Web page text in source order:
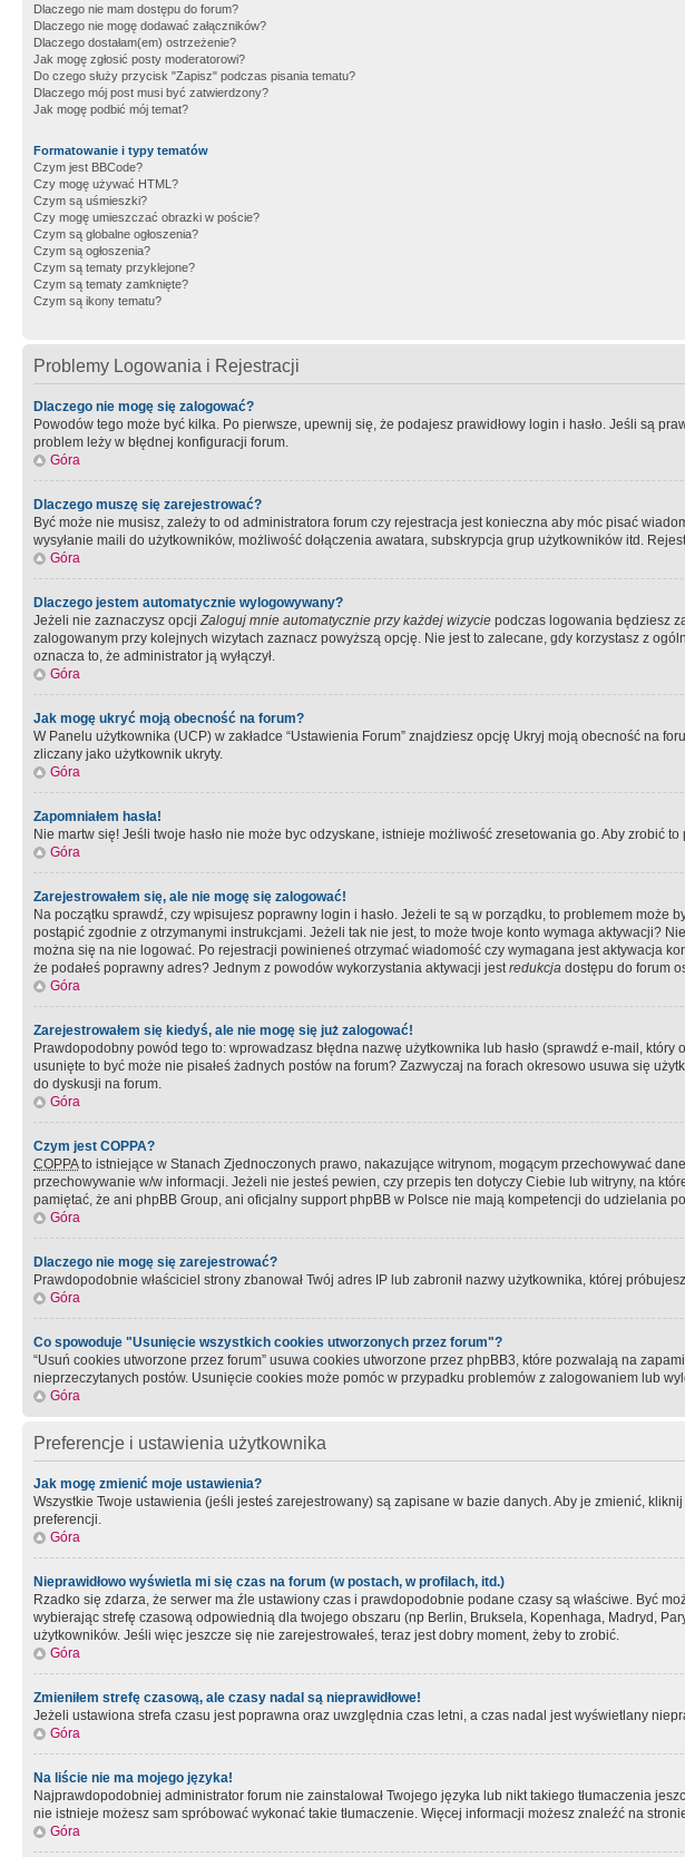
Dlaczego nie mam dostępu do forum?
Dlaczego nie mogę dodawać załączników?
Dlaczego dostałam(em) ostrzeżenie?
Jak mogę zgłosić posty moderatorowi?
Do czego służy przycisk "Zapisz" podczas pisania tematu?
Dlaczego mój post musi być zatwierdzony?
Jak mogę podbić mój temat?
Formatowanie i typy tematów
Czym jest BBCode?
Czy mogę używać HTML?
Czym są uśmieszki?
Czy mogę umieszczać obrazki w poście?
Czym są globalne ogłoszenia?
Czym są ogłoszenia?
Czym są tematy przyklejone?
Czym są tematy zamknięte?
Czym są ikony tematu?
Problemy Logowania i Rejestracji
Dlaczego nie mogę się zalogować?
Powodów tego może być kilka. Po pierwsze, upewnij się, że podajesz prawidłowy login i hasło. Jeśli są
problem leży w błędnej konfiguracji forum.
Góra
Dlaczego muszę się zarejestrować?
Być może nie musisz, zależy to od administratora forum czy rejestracja jest konieczna aby móc pisać
wysyłanie maili do użytkowników, możliwość dołączenia awatara, subskrypcja grup użytkowników itd.
Góra
Dlaczego jestem automatycznie wylogowywany?
Jeżeli nie zaznaczysz opcjiZaloguj mnie automatycznie przy każdej wizycie podczas logowania będziesz
zalogowanym przy kolejnych wizytach zaznacz powyższą opcję. Nie jest to zalecane, gdy korzystasz z
oznacza to, że administrator ją wyłączył.
Góra
Jak mogę ukryć moją obecność na forum?
W Panelu użytkownika (UCP) w zakładce “Ustawienia Forum” znajdziesz opcję Ukryj moją obecność na
zliczany jako użytkownik ukryty.
Góra
Zapomniałem hasła!
Nie martw się! Jeśli twoje hasło nie może byc odzyskane, istnieje możliwość zresetowania go. Aby zrobić
Góra
Zarejestrowałem się, ale nie mogę się zalogować!
Na początku sprawdź, czy wpisujesz poprawny login i hasło. Jeżeli te są w porządku, to problemem może
postąpić zgodnie z otrzymanymi instrukcjami. Jeżeli tak nie jest, to może twoje konto wymaga aktywacji?
można się na nie logować. Po rejestracji powinieneś otrzymać wiadomość czy wymagana jest aktywacja
że podałeś poprawny adres? Jednym z powodów wykorzystania aktywacji jestredukcja dostępu do forum
Góra
Zarejestrowałem się kiedyś, ale nie mogę się już zalogować!
Prawdopodobny powód tego to: wprowadzasz błędna nazwę użytkownika lub hasło (sprawdź e-mail,
usunięte to być może nie pisałeś żadnych postów na forum? Zazwyczaj na forach okresowo usuwa się
do dyskusji na forum.
Góra
Czym jest COPPA?
COPPAto istniejące w Stanach Zjednoczonych prawo, nakazujące witrynom, mogącym przechowywać
przechowywanie w/w informacji. Jeżeli nie jesteś pewien, czy przepis ten dotyczy Ciebie lub witryny, na
pamiętać, że ani phpBB Group, ani oficjalny support phpBB w Polsce nie mają kompetencji do udzielania
Góra
Dlaczego nie mogę się zarejestrować?
Prawdopodobnie właściciel strony zbanował Twój adres IP lub zabronił nazwy użytkownika, której
Góra
Co spowoduje "Usunięcie wszystkich cookies utworzonych przez forum"?
“Usuń cookies utworzone przez forum” usuwa cookies utworzone przez phpBB3, które pozwalają na
nieprzeczytanych postów. Usunięcie cookies może pomóc w przypadku problemów z zalogowaniem lub
Góra
Preferencje i ustawienia użytkownika
Jak mogę zmienić moje ustawienia?
Wszystkie Twoje ustawienia (jeśli jesteś zarejestrowany) są zapisane w bazie danych. Aby je zmienić,
preferencji.
Góra
Nieprawidłowo wyświetla mi się czas na forum (w postach, w profilach, itd.)
Rzadko się zdarza, że serwer ma źle ustawiony czas i prawdopodobnie podane czasy są właściwe. Być
wybierając strefę czasową odpowiednią dla twojego obszaru (np Berlin, Bruksela, Kopenhaga, Madryd,
użytkowników. Jeśli więc jeszcze się nie zarejestrowałeś, teraz jest dobry moment, żeby to zrobić.
Góra
Zmieniłem strefę czasową, ale czasy nadal są nieprawidłowe!
Jeżeli ustawiona strefa czasu jest poprawna oraz uwzględnia czas letni, a czas nadal jest wyświetlany
Góra
Na liście nie ma mojego języka!
Najprawdopodobniej administrator forum nie zainstalował Twojego języka lub nikt takiego tłumaczenia
nie istnieje możesz sam spróbować wykonać takie tłumaczenie. Więcej informacji możesz znaleźć na
Góra